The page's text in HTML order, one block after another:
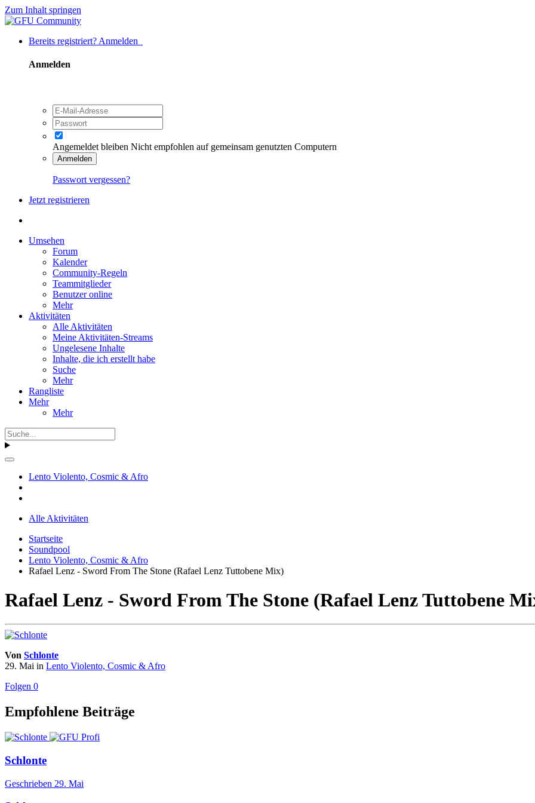
Zum Inhalt springen
Bereits registriert? Anmelden
Anmelden
Angemeldet bleiben Nicht empfohlen auf gemeinsam genutzten Computern
Anmelden
Passwort vergessen?
Jetzt registrieren
Umsehen
Forum
Kalender
Community-Regeln
Teammitglieder
Benutzer online
Mehr
Aktivitäten
Alle Aktivitäten
Meine Aktivitäten-Streams
Ungelesene Inhalte
Inhalte, die ich erstellt habe
Suche
Mehr
Rangliste
Mehr
Mehr
Lento Violento, Cosmic & Afro
Alle Aktivitäten
Startseite
Soundpool
Lento Violento, Cosmic & Afro
Rafael Lenz - Sword From The Stone (Rafael Lenz Tuttobene Mix)
Rafael Lenz - Sword From The Stone (Rafael Lenz Tuttobene
Von Schlonte
29. Mai in Lento Violento, Cosmic & Afro
Folgen 0
Empfohlene Beiträge
Schlonte
Geschrieben 29. Mai